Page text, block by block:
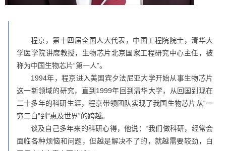
程京，第十四届全国人大代表，中国工程院院士，清华大
学医学院讲席教授，生物芯片北京国家工程研究中心主任，被
称为中国生物芯片“第一人”。
1994年，程京进入美国宾夕法尼亚大学开始从事生物芯片
这一新领域的研究，直到1999年回到清华大学，从回国到现在
二十多年的科研生涯，程京带领团队实现了我国生物芯片从“一
穷二白”到“惠及世界”的跨越。
谈及自己多年来的科研心得，他说：“我们做科研，经常会
面临各种烦恼和问题，但越是解决不了的，就越需要较劲，白